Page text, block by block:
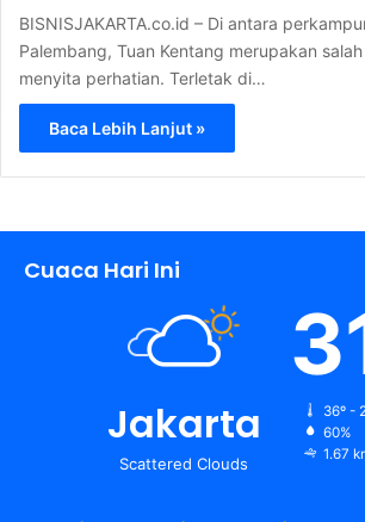
BISNISJAKARTA.co.id – Di antara
Palembang, Tuan Kentang merupakan
menyita perhatian. Terletak di…
Baca Lebih Lanjut »
Cuaca Hari Ini
Jakarta
Scattered Clouds
36º -
60%
1.67